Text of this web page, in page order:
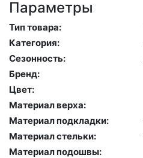
Параметры
Тип товара:
Категория:
Сезонность:
Бренд:
Цвет:
Материал верха:
Материал подкладки:
Материал стельки:
Материал подошвы: